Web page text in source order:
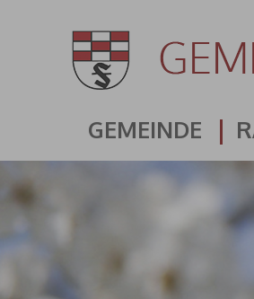
GEMEINDE